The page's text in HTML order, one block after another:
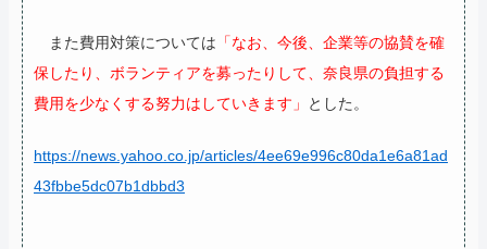
また費用対策については 「なお、今後、企業等の協賛を確
保したり、ボランティアを募ったりして、奈良県の負担する
費用を少なくする努力はしていきます」
とした。
https://news.yahoo.co.jp/articles/4ee69e996c80da1e6a81ad
43fbbe5dc07b1dbbd3